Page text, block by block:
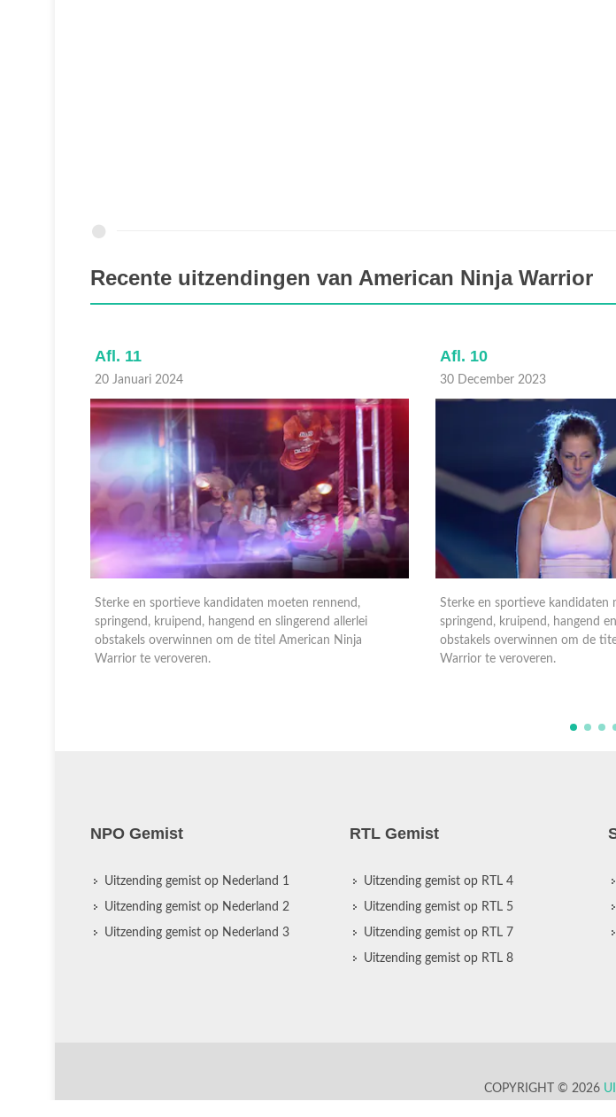
Recente uitzendingen van American Ninja Warrior
Afl. 11
20 Januari 2024
Sterke en sportieve kandidaten moeten rennend,
springend, kruipend, hangend en slingerend allerlei
obstakels overwinnen om de titel American Ninja
Warrior te veroveren.
Afl. 10
30 December 2023
Sterke en sportieve kandidaten
springend, kruipend, hangend
obstakels overwinnen om de
Warrior te veroveren.
NPO Gemist
Uitzending gemist op Nederland 1
Uitzending gemist op Nederland 2
Uitzending gemist op Nederland 3
RTL Gemist
Uitzending gemist op RTL 4
Uitzending gemist op RTL 5
Uitzending gemist op RTL 7
Uitzending gemist op RTL 8
COPYRIGHT © 2026